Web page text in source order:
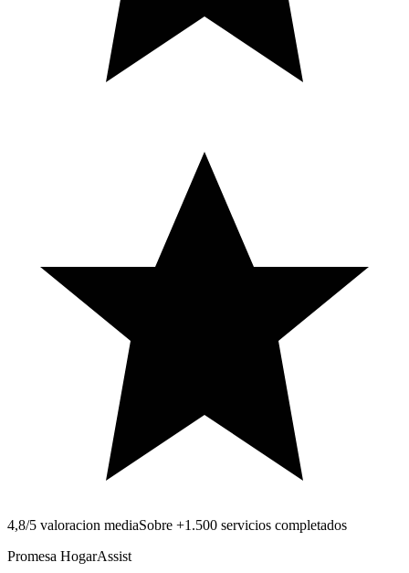
4,8/5 valoracion mediaSobre +1.500 servicios completados
Promesa HogarAssist